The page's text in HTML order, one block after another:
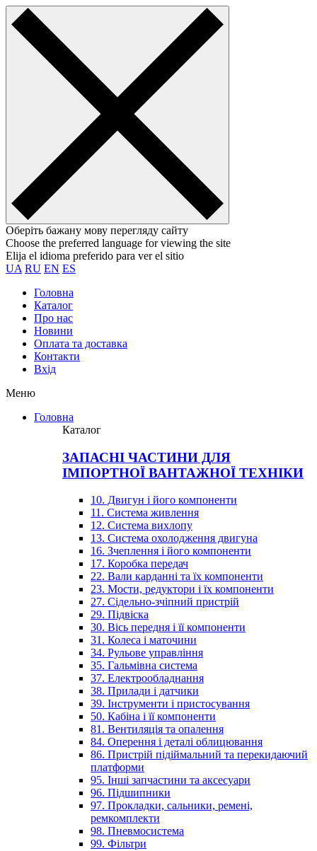
Оберіть бажану мову перегляду сайту
Choose the preferred language for viewing the site
Elija el idioma preferido para ver el sitio
UA RU EN ES
Головна
Каталог
Про нас
Новини
Оплата та доставка
Контакти
Вхiд
Меню
Головна
Каталог
ЗАПАСНІ ЧАСТИНИ ДЛЯ
ІМПОРТНОЇ ВАНТАЖНОЇ ТЕХНІКИ
10. Двигун і його компоненти
11. Система живлення
12. Система вихлопу
13. Система охолодження двигуна
16. Зчеплення і його компоненти
17. Коробка передач
22. Вали карданні та їх компоненти
23. Мости, редуктори і їх компоненти
27. Сідельно-зчіпний пристрій
29. Підвіска
30. Вісь передня і її компоненти
31. Колеса і маточини
34. Рульове управління
35. Гальмівна система
37. Електрообладнання
38. Прилади і датчики
39. Інструменти і пристосування
50. Кабіна і її компоненти
81. Вентиляція та опалення
84. Оперення і деталі облицювання
86. Пристрій підіймальний та перекидаючий
платформи
95. Інші запчастини та аксесуари
96. Підшипники
97. Прокладки, сальники, ремені,
ремкомплекти
98. Пневмосистема
99. Фільтри